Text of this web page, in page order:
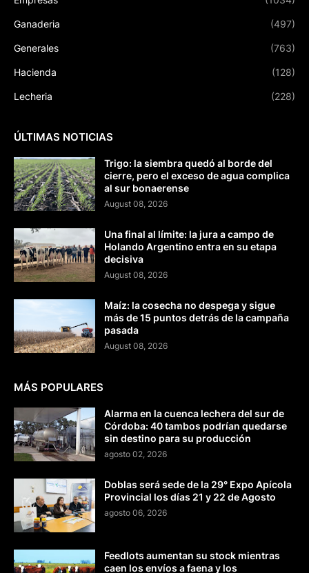
Ganaderia (497)
Generales (763)
Hacienda (128)
Lecheria (228)
ÚLTIMAS NOTICIAS
Trigo: la siembra quedó al borde del
cierre, pero el exceso de agua complica
al sur bonaerense
August 08, 2026
Una final al límite: la jura a campo de
Holando Argentino entra en su etapa
decisiva
August 08, 2026
Maíz: la cosecha no despega y sigue
más de 15 puntos detrás de la campaña
pasada
August 08, 2026
MÁS POPULARES
Alarma en la cuenca lechera del sur de
Córdoba: 40 tambos podrían quedarse
sin destino para su producción
agosto 02, 2026
Doblas será sede de la 29° Expo Apícola
Provincial los días 21 y 22 de Agosto
agosto 06, 2026
Feedlots aumentan su stock mientras
caen los envíos a faena y los